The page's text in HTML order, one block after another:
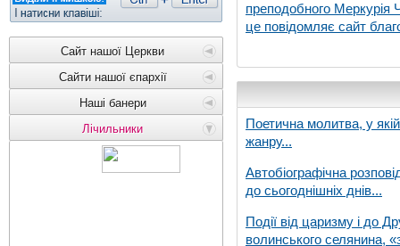
Сайт нашої Церкви
Сайти нашої єпархії
Наші банери
Лічильники
преподобного Меркурія
це повідомляє сайт
Поетична молитва, у
жанру...
Автобіографічна
до сьогоднішніх днів...
Події від царизму і до
волинського селянина,